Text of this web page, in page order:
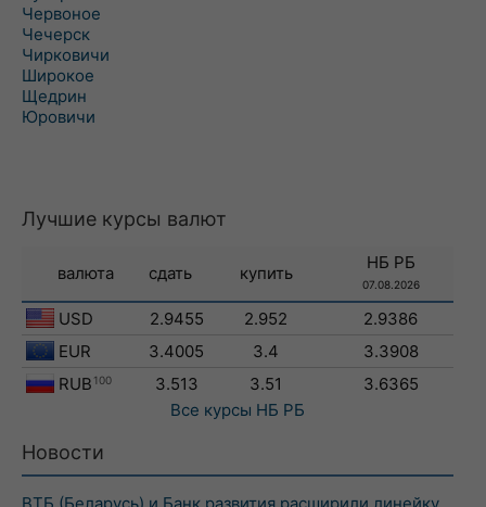
Червоное
Чечерск
Чирковичи
Широкое
Щедрин
Юровичи
Лучшие курсы валют
валюта сдать купить
НБ РБ
07.08.2026
USD 2.9455 2.952
2.9386
EUR
3.4005 3.4
3.3908
RUB 100 3.513 3.51
3.6365
Все курсы НБ РБ
Новости